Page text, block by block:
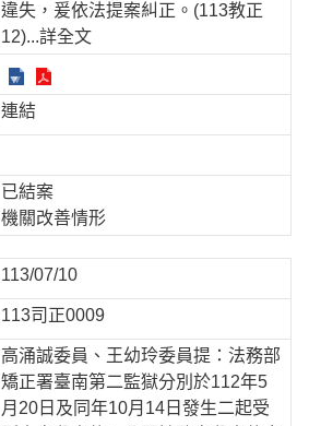
違失，爰依法提案糾正。(113教正
12)...詳全文
連結
已結案
機關改善情形
113/07/10
113司正0009
高涌誠委員、王幼玲委員提：法務部
矯正署臺南第二監獄分別於112年5
月20日及同年10月14日發生二起受